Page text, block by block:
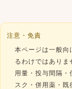
注意・免責
本ページは一般向
るわけではありま
用量・投与間隔・
スク・併用薬・既